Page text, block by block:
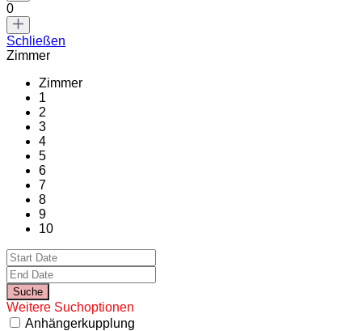
0
Schließen
Zimmer
Zimmer
1
2
3
4
5
6
7
8
9
10
Weitere Suchoptionen
Anhängerkupplung